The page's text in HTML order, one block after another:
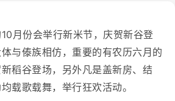
月份会举行新米节，庆贺新谷登
与傣族相仿，重要的有农历六月的
稻谷登场，另外凡是盖新房、结
载歌载舞，举行狂欢活动。